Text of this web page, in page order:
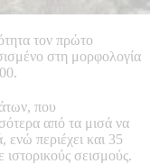
τον πρώτο
στη μορφολογία
που
από τα μισά να
περιέχει και 35
ιστορικούς σεισμούς.